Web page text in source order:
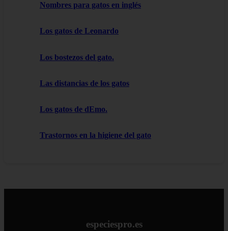
Nombres para gatos en inglés
Los gatos de Leonardo
Los bostezos del gato.
Las distancias de los gatos
Los gatos de dEmo.
Trastornos en la higiene del gato
especiespro.es